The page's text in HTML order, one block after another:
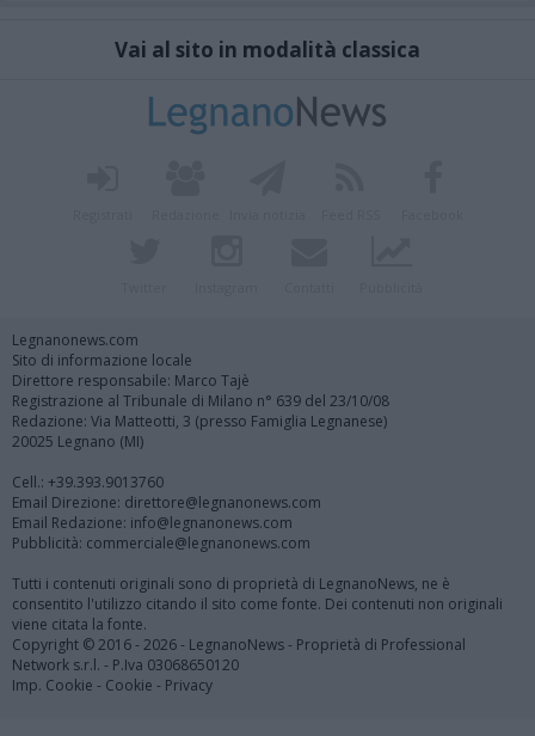
Vai al sito in modalità classica
Legnanonews.com
Sito di informazione locale
Direttore responsabile: Marco Tajè
Registrazione al Tribunale di Milano n° 639 del 23/10/08
Redazione: Via Matteotti, 3 (presso Famiglia Legnanese)
20025 Legnano (MI)
Cell.: +39.393.9013760
Email Direzione: direttore@legnanonews.com
Email Redazione: info@legnanonews.com
Pubblicità: commerciale@legnanonews.com
Tutti i contenuti originali sono di proprietà di LegnanoNews, ne è
consentito l'utilizzo citando il sito come fonte. Dei contenuti non originali
viene citata la fonte.
Copyright © 2016 - 2026 - LegnanoNews - Proprietà di Professional
Network s.r.l. - P.Iva 03068650120
Imp. Cookie - Cookie - Privacy